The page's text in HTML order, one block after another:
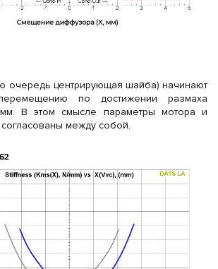
очередь центрирующая шайба) начинают
перемещению по достижении размаха
В этом смысле параметры мотора и
между собой.